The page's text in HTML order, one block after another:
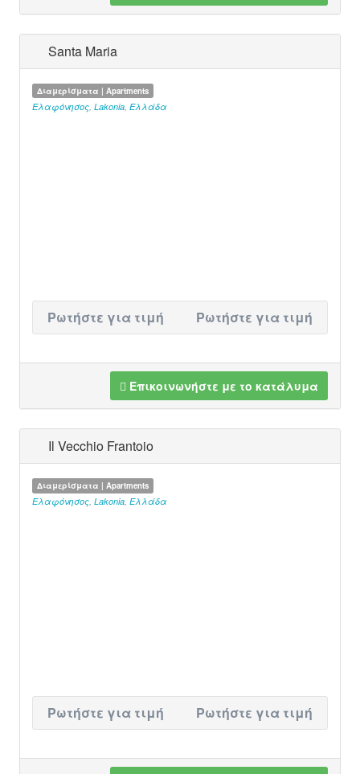
Santa Maria
Διαμερίσματα | Apartments
Ελαφόνησος Lakonia Ελλάδα
Ρωτήστε για τιμή Ρωτήστε για τιμή
Επικοινωνήστε με το κατάλυμα
Il Vecchio Frantoio
Διαμερίσματα | Apartments
Ελαφόνησος, Lakonia, Ελλάδα
Ρωτήστε για τιμή Ρωτήστε για τιμή